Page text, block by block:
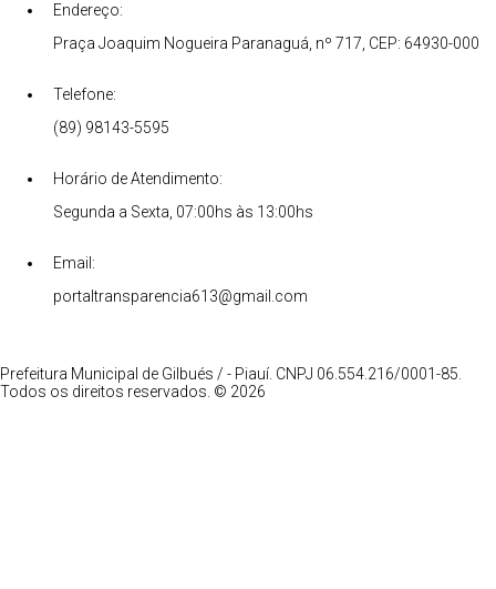
Endereço:
Praça Joaquim Nogueira Paranaguá, nº 717, CEP: 64930-000
Telefone:
(89) 98143-5595
Horário de Atendimento:
Segunda a Sexta, 07:00hs às 13:00hs
Email:
portaltransparencia613@gmail.com
Prefeitura Municipal de Gilbués / - Piauí. CNPJ 06.554.216/0001-85.
Todos os direitos reservados. © 2026